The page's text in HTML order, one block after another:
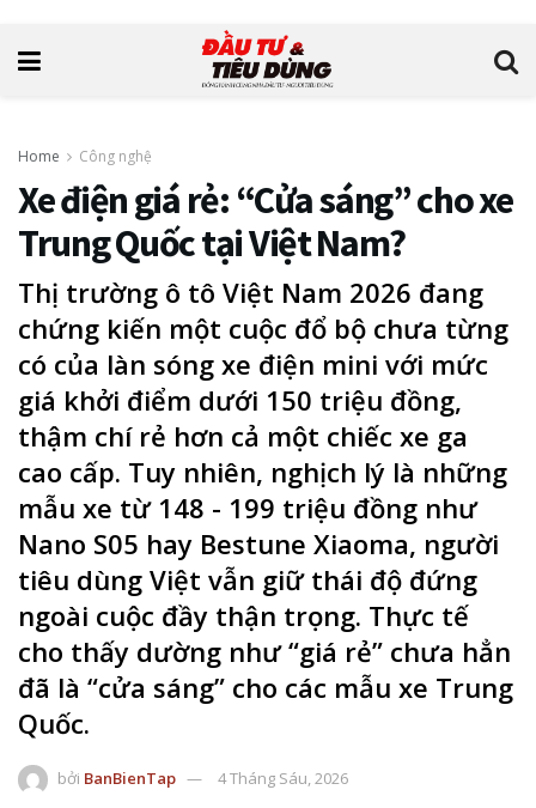
Home Công nghệ
Xe điện giá rẻ: “Cửa sáng” cho xe
Trung Quốc tại Việt Nam?
Thị trường ô tô Việt Nam 2026 đang
chứng kiến một cuộc đổ bộ chưa từng
có của làn sóng xe điện mini với mức
giá khởi điểm dưới 150 triệu đồng,
thậm chí rẻ hơn cả một chiếc xe ga
cao cấp. Tuy nhiên, nghịch lý là những
mẫu xe từ 148 - 199 triệu đồng như
Nano S05 hay Bestune Xiaoma, người
tiêu dùng Việt vẫn giữ thái độ đứng
ngoài cuộc đầy thận trọng. Thực tế
cho thấy dường như “giá rẻ” chưa hẳn
đã là “cửa sáng” cho các mẫu xe Trung
Quốc.
bởi BanBienTap 4 Tháng Sáu, 2026